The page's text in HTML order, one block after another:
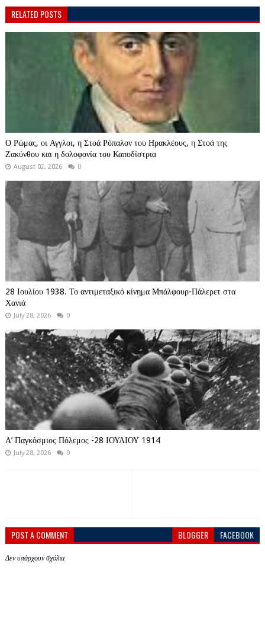
RELATED POSTS
Ο Ρώμας, οι Αγγλοι, η Στοά Ρόπαλον του Ηρακλέους, η Στοά της
Ζακύνθου και η δολοφονία του Καποδίστρια
August 02, 2026 0
28 Ιουλίου 1938. Το αντιμεταξικό κίνημα Μπάλφουρ-Πάλερετ στα
Χανιά
July 28, 2026 0
Α’ Παγκόσμιος Πόλεμος -28 ΙΟΥΛΙΟΥ 1914
July 28, 2026 0
POST A COMMENT BLOGGER FACEBOOK
Δεν υπάρχουν σχόλια